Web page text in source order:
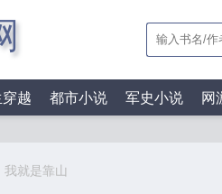
越 都市小说 军史小说 网
就是靠山